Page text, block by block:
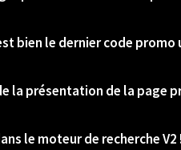
bien le dernier code
la présentation de la
le moteur de recherche V2 !